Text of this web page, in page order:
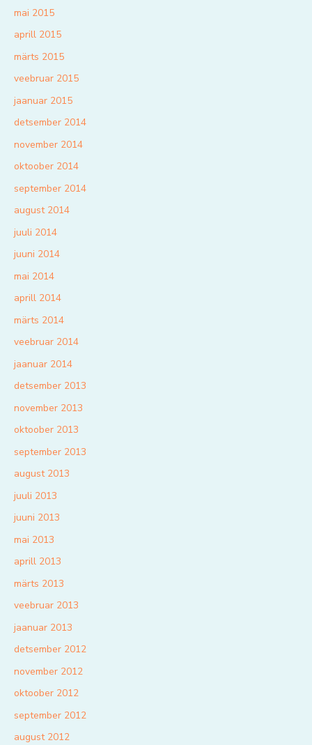
mai 2015
aprill 2015
märts 2015
veebruar 2015
jaanuar 2015
detsember 2014
november 2014
oktoober 2014
september 2014
august 2014
juuli 2014
juuni 2014
mai 2014
aprill 2014
märts 2014
veebruar 2014
jaanuar 2014
detsember 2013
november 2013
oktoober 2013
september 2013
august 2013
juuli 2013
juuni 2013
mai 2013
aprill 2013
märts 2013
veebruar 2013
jaanuar 2013
detsember 2012
november 2012
oktoober 2012
september 2012
august 2012